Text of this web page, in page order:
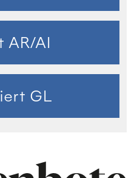
AR/AI
GL